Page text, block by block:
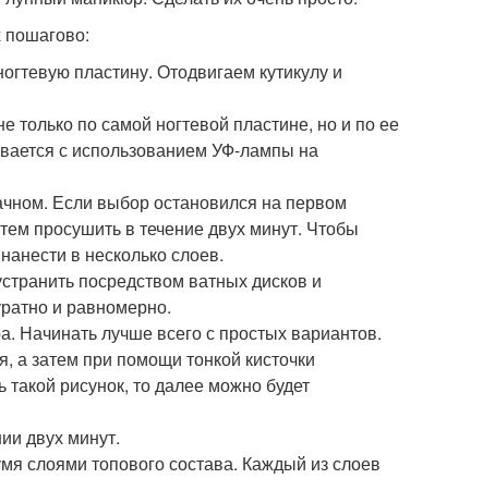
пошагово:
пластину. Отодвигаем кутикулу и
только по самой ногтевой пластине, но и по ее
с использованием УФ-лампы на
Если выбор остановился на первом
просушить в течение двух минут. Чтобы
в несколько слоев.
посредством ватных дисков и
и равномерно.
Начинать лучше всего с простых вариантов.
а затем при помощи тонкой кисточки
рисунок, то далее можно будет
двух минут.
слоями топового состава. Каждый из слоев